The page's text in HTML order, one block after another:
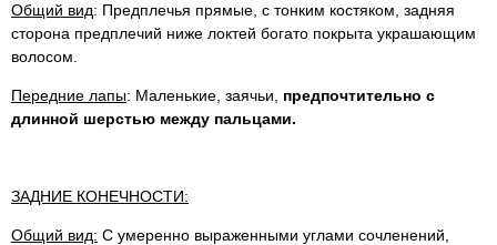
Общий вид: Предплечья прямые, с тонким костяком, задняя
сторона предплечий ниже локтей богато покрыта украшающим
волосом.
Передние лапы: Маленькие, заячьи, предпочтительно с
длинной шерстью между пальцами.
ЗАДНИЕ КОНЕЧНОСТИ:
Общий вид: С умеренно выраженными углами сочленений,